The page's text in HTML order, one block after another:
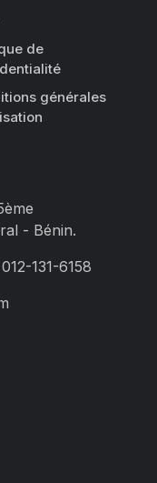
de
générales
- Bénin.
131-6158